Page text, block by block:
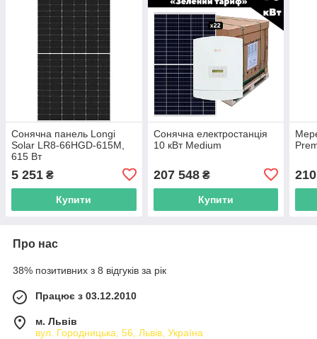
Сонячна панель Longi
Solar LR8-66HGD-615M,
615 Вт
5 251 ₴
Купити
Сонячна електростанція
10 кВт Medium
207 548₴
Купити
Про нас
38% позитивних з 8 відгуків за рік
Працює з 03.12.2010
м. Львів
вул. Городницька, 56, Львів, Україна